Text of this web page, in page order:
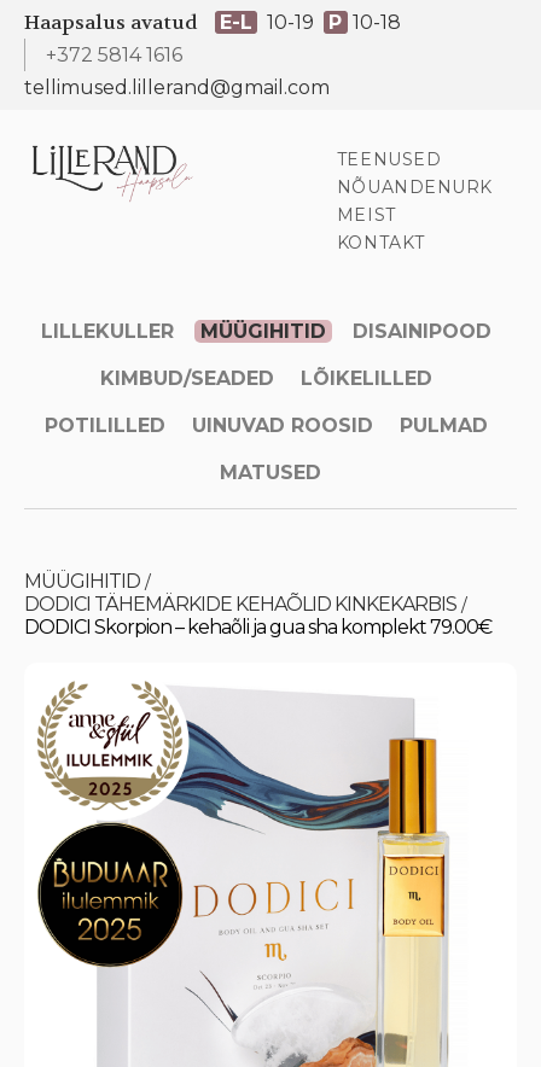
Haapsalus avatud E-L 10-19 P 10-18
+372 5814 1616
tellimused.lillerand@gmail.com
TEENUSED
NÕUANDENURK
MEIST
KONTAKT
LILLEKULLER MÜÜGIHITID DISAINIPOOD
KIMBUD/SEADED LÕIKELILLED
POTILILLED UINUVAD ROOSID PULMAD
MATUSED
MÜÜGIHITID /
DODICI TÄHEMÄRKIDE KEHAÕLID KINKEKARBIS /
DODICI Skorpion – kehaõli ja gua sha komplekt 79.00€